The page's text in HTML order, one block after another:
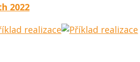
2022